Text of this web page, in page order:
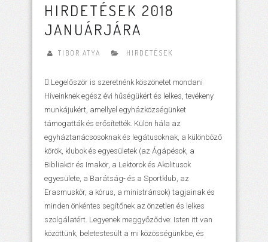
HIRDETÉSEK 2018
JANUÁRJÁRA
TIBOR ATYA HIRDETÉSEK
 Legelőször is szeretnénk köszönetet mondani
Híveinknek egész évi hűségükért és lelkes, tevékeny
munkájukért, amellyel egyházközségünket
támogatták és erősítették. Külön hála az
egyháztanácsosoknak és legátusoknak, a különböző
körök, klubok és egyesületek (az Ágápésok, a
Bibliakör és Imakör, a Lektorok és Akolitusok
egyesülete, a Barátság- és a Sportklub, az
Erasmuskör, a kórus, a ministránsok) tagjainak és
minden önkéntes segítőnek az önzetlen és lelkes
szolgálatért. Legyenek meggyőződve: Isten itt van
közöttünk, beletestesült a mi közösségünkbe, és